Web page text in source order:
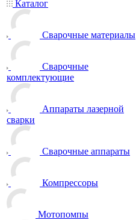
Каталог
Сварочные материалы
Сварочные
комплектующие
Аппараты лазерной
сварки
Сварочные аппараты
Компрессоры
Мотопомпы